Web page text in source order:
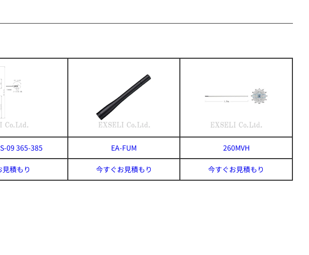
09 365-385 EA-FUM 260MVH
積もり 今すぐお見積もり 今すぐお見積もり